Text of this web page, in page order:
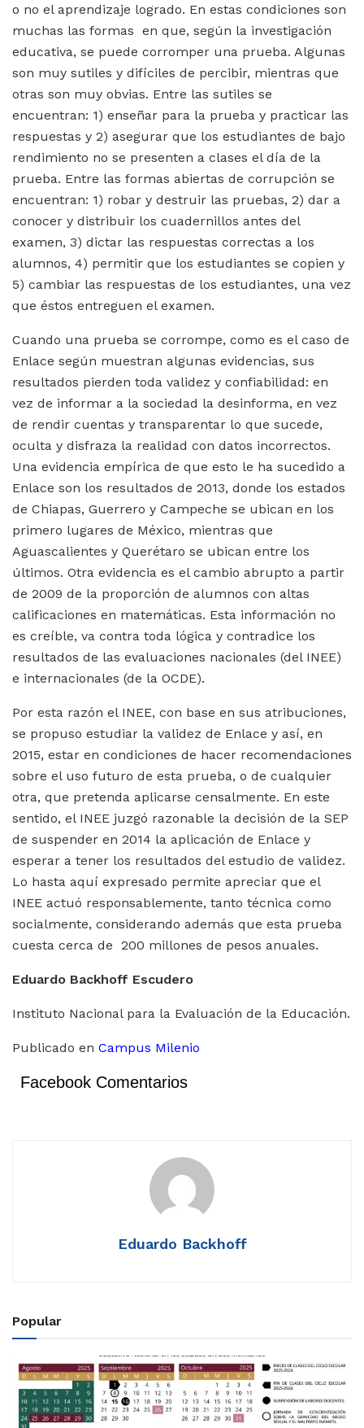
o no el aprendizaje logrado. En estas condiciones son
muchas las formas en que, según la investigación
educativa, se puede corromper una prueba. Algunas
son muy sutiles y difíciles de percibir, mientras que
otras son muy obvias. Entre las sutiles se
encuentran: 1) enseñar para la prueba y practicar las
respuestas y 2) asegurar que los estudiantes de bajo
rendimiento no se presenten a clases el día de la
prueba. Entre las formas abiertas de corrupción se
encuentran: 1) robar y destruir las pruebas, 2) dar a
conocer y distribuir los cuadernillos antes del
examen, 3) dictar las respuestas correctas a los
alumnos, 4) permitir que los estudiantes se copien y
5) cambiar las respuestas de los estudiantes, una vez
que éstos entreguen el examen.
Cuando una prueba se corrompe, como es el caso de
Enlace según muestran algunas evidencias, sus
resultados pierden toda validez y confiabilidad: en
vez de informar a la sociedad la desinforma, en vez
de rendir cuentas y transparentar lo que sucede,
oculta y disfraza la realidad con datos incorrectos.
Una evidencia empírica de que esto le ha sucedido a
Enlace son los resultados de 2013, donde los estados
de Chiapas, Guerrero y Campeche se ubican en los
primero lugares de México, mientras que
Aguascalientes y Querétaro se ubican entre los
últimos. Otra evidencia es el cambio abrupto a partir
de 2009 de la proporción de alumnos con altas
calificaciones en matemáticas. Esta información no
es creíble, va contra toda lógica y contradice los
resultados de las evaluaciones nacionales (del INEE)
e internacionales (de la OCDE).
Por esta razón el INEE, con base en sus atribuciones,
se propuso estudiar la validez de Enlace y así, en
2015, estar en condiciones de hacer recomendaciones
sobre el uso futuro de esta prueba, o de cualquier
otra, que pretenda aplicarse censalmente. En este
sentido, el INEE juzgó razonable la decisión de la SEP
de suspender en 2014 la aplicación de Enlace y
esperar a tener los resultados del estudio de validez.
Lo hasta aquí expresado permite apreciar que el
INEE actuó responsablemente, tanto técnica como
socialmente, considerando además que esta prueba
cuesta cerca de 200 millones de pesos anuales.
Eduardo Backhoff Escudero
Instituto Nacional para la Evaluación de la Educación.
Publicado en Campus Milenio
Facebook Comentarios
Eduardo Backhoff
Popular